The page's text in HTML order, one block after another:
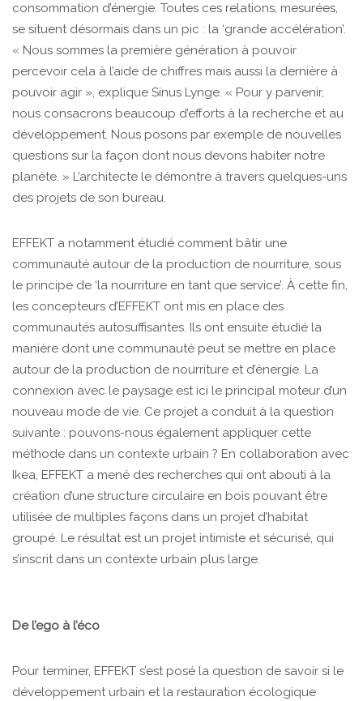
consommation d’énergie. Toutes ces relations, mesurées,
se situent désormais dans un pic : la ‘grande accélération’.
« Nous sommes la première génération à pouvoir
percevoir cela à l’aide de chiffres mais aussi la dernière à
pouvoir agir », explique Sinus Lynge. « Pour y parvenir,
nous consacrons beaucoup d’efforts à la recherche et au
développement. Nous posons par exemple de nouvelles
questions sur la façon dont nous devons habiter notre
planète. » L’architecte le démontre à travers quelques-uns
des projets de son bureau.
EFFEKT a notamment étudié comment bâtir une
communauté autour de la production de nourriture, sous
le principe de ‘la nourriture en tant que service’. À cette fin,
les concepteurs d’EFFEKT ont mis en place des
communautés autosuffisantes. Ils ont ensuite étudié la
manière dont une communauté peut se mettre en place
autour de la production de nourriture et d’énergie. La
connexion avec le paysage est ici le principal moteur d’un
nouveau mode de vie. Ce projet a conduit à la question
suivante : pouvons-nous également appliquer cette
méthode dans un contexte urbain ? En collaboration avec
Ikea, EFFEKT a mené des recherches qui ont abouti à la
création d’une structure circulaire en bois pouvant être
utilisée de multiples façons dans un projet d’habitat
groupé. Le résultat est un projet intimiste et sécurisé, qui
s’inscrit dans un contexte urbain plus large.
De l’ego à l’éco
Pour terminer, EFFEKT s’est posé la question de savoir si le
développement urbain et la restauration écologique